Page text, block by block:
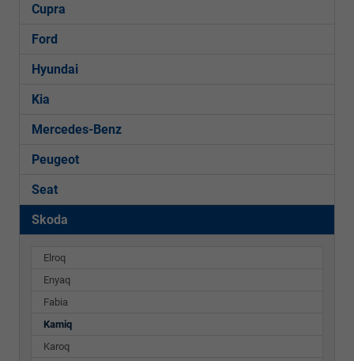
Cupra
Ford
Hyundai
Kia
Mercedes-Benz
Peugeot
Seat
Skoda
Elroq
Enyaq
Fabia
Kamiq
Karoq